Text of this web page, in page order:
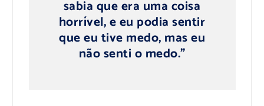
sabia que era uma coisa
horrível, e eu podia sentir
que eu tive medo, mas eu
não senti o medo.”